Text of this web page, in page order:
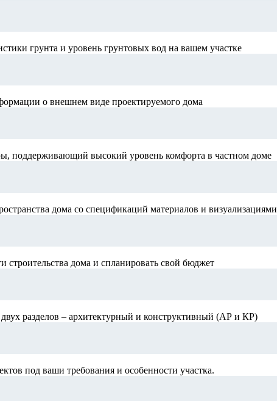
грунта и уровень грунтовых вод на вашем участке
о внешнем виде проектируемого дома
поддерживающий высокий уровень комфорта в частном доме
дома со спецификаций материалов и визуализациями
дома и спланировать свой бюджет
разделов – архитектурный и конструктивный (АР и КР)
под ваши требования и особенности участка.